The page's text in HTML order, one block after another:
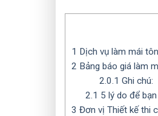
1 Dịch vụ làm mái
2 Bảng báo giá làm
2.0.1 Ghi chú:
2.1 5 lý do để
3 Đơn vị Thiết kế thi